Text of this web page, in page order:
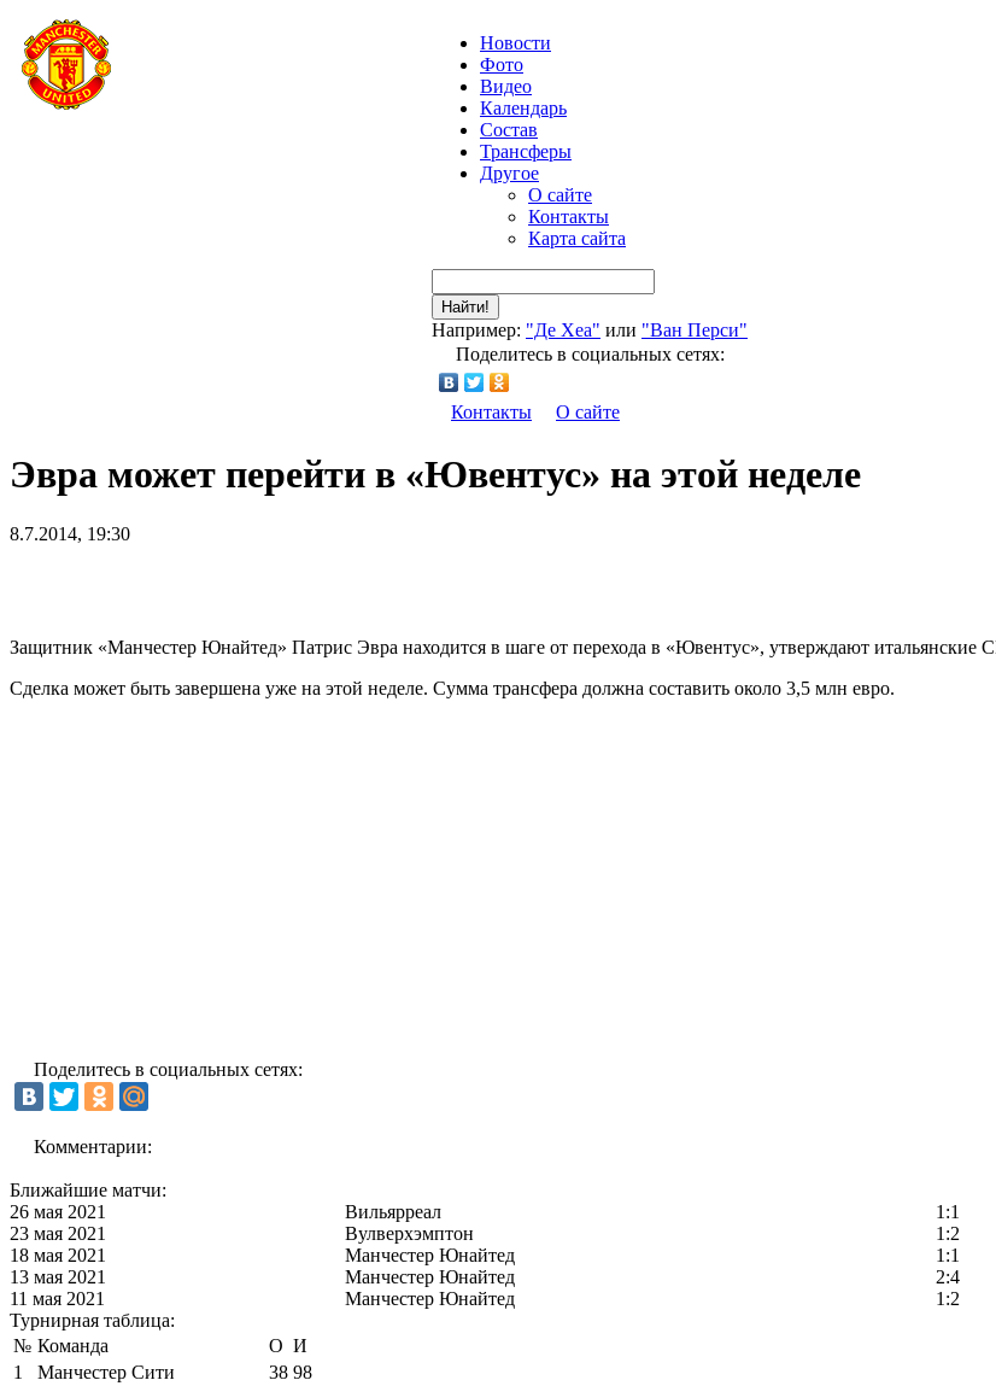
Новости
Фото
Видео
Календарь
Состав
Трансферы
Другое
О сайте
Контакты
Карта сайта
Найти!
Например: "Де Хеа" или "Ван Перси"
Поделитесь в социальных сетях:
Контакты О сайте
Эвра может перейти в «Ювентус» на этой неделе
8.7.2014, 19:30
Защитник «Манчестер Юнайтед» Патрис Эвра находится в шаге от перехода в «Ювентус», утверждают итальянские
Сделка может быть завершена уже на этой неделе. Сумма трансфера должна составить около 3,5 млн евро.
Поделитесь в социальных сетях:
Комментарии:
Ближайшие матчи:
26 мая 2021
Вильярреал 1:1
23 мая 2021
Вулверхэмптон 1:2
18 мая 2021
Манчестер Юнайтед 1:1
13 мая 2021
Манчестер Юнайтед 2:4
11 мая 2021
Манчестер Юнайтед 1:2
Турнирная таблица:
№ Команда О И
1
Манчестер Сити 38 98